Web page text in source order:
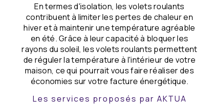
En termes d'isolation, les volets roulants
contribuent à limiter les pertes de chaleur en
hiver et à maintenir une température agréable
en été. Grâce à leur capacité à bloquer les
rayons du soleil, les volets roulants permettent
de réguler la température à l'intérieur de votre
maison, ce qui pourrait vous faire réaliser des
économies sur votre facture énergétique.
Les services proposés par AKTUA